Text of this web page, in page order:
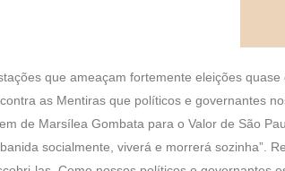
que ameaçam fortemente eleições
as Mentiras que políticos e governantes
de Marsílea Gombata para o Valor de São
socialmente, viverá e morrerá sozinha”.